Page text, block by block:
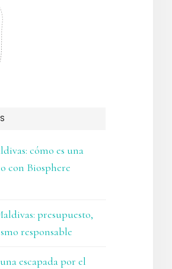
cómo es una
con Biosphere
presupuesto,
responsable
escapada por el